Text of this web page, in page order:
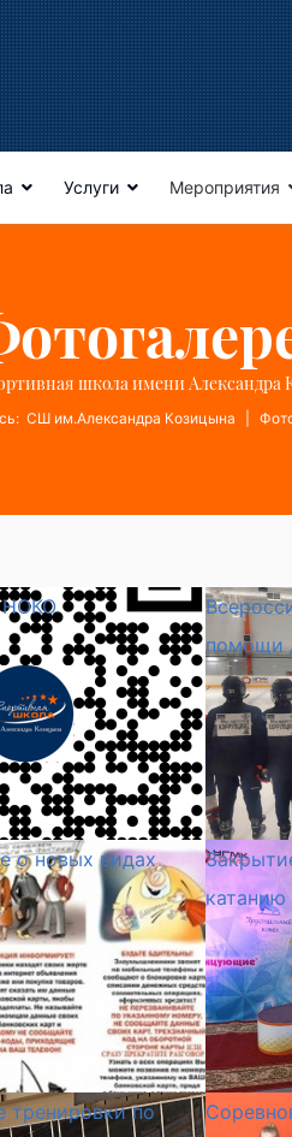
Услуги Мероприятия
школа имени Александра
СШ им.Александра Козицына
НОКО
помощи
о новых видах
катанию
тренировки по